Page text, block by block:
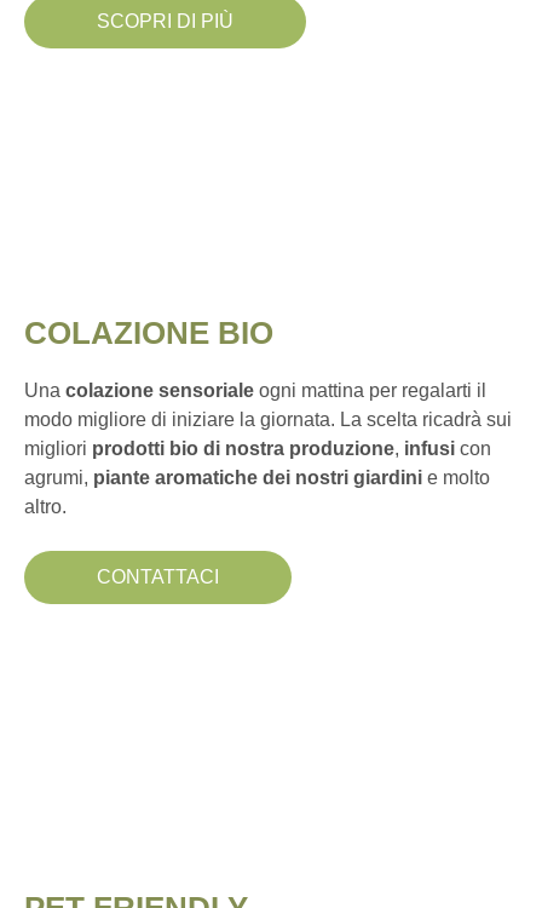
SCOPRI DI PIÙ
COLAZIONE BIO
Una colazione sensoriale ogni mattina per regalarti il
modo migliore di iniziare la giornata. La scelta ricadrà sui
migliori prodotti bio di nostra produzione, infusi con
agrumi, piante aromatiche dei nostri giardini e molto
altro.
CONTATTACI